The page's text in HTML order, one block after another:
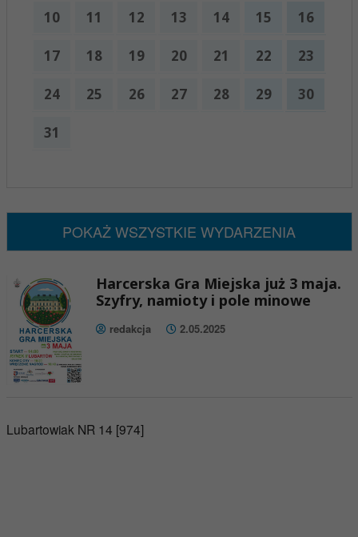
10 11 12 13 14 15 16
17 18 19 20 21 22 23
24 25 26 27 28 29 30
31
POKAŻ WSZYSTKIE WYDARZENIA
Harcerska Gra Miejska już 3 maja.
Szyfry, namioty i pole minowe
redakcja 2.05.2025
Lubartowiak NR 14 [974]